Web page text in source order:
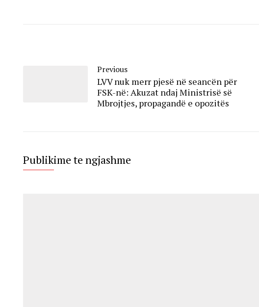
Previous
LVV nuk merr pjesë në seancën për
FSK-në: Akuzat ndaj Ministrisë së
Mbrojtjes, propagandë e opozitës
Publikime te ngjashme